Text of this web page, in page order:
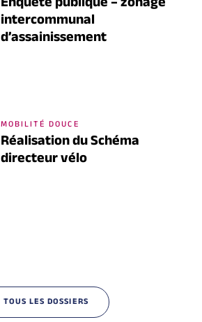
intercommunal
d’assainissement
MOBILITÉ DOUCE
Réalisation du Schéma
directeur vélo
TOUS LES DOSSIERS